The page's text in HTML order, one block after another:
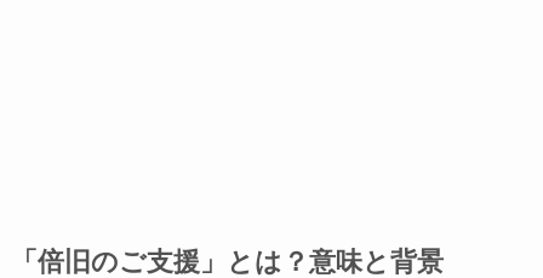
「倍旧のご支援」とは？意味と背景